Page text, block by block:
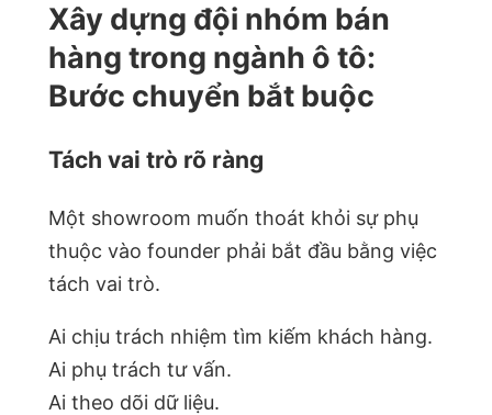
Xây dựng đội nhóm bán
hàng trong ngành ô tô:
Bước chuyển bắt buộc
Tách vai trò rõ ràng
Một showroom muốn thoát khỏi sự phụ
thuộc vào founder phải bắt đầu bằng việc
tách vai trò.
Ai chịu trách nhiệm tìm kiếm khách hàng.
Ai phụ trách tư vấn.
Ai theo dõi dữ liệu.